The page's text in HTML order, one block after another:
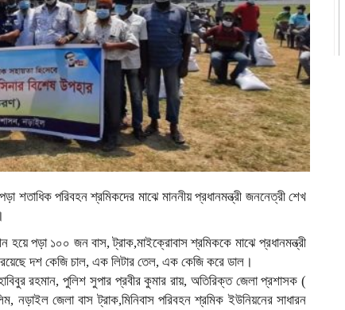
শতাধিক পরিবহন শ্রমিকদের মাঝে মাননীয় প্রধানমন্ত্রী জননেত্রী শেখ
হয়ে পড়া ১০০ জন বাস, ট্রাক,মাইক্রোবাস শ্রমিককে মাঝে প্রধানমন্ত্রী
দশ কেজি চাল, এক লিটার তেল, এক কেজি করে ডাল।
রহমান, পুলিশ সুপার প্রবীর কুমার রায়, অতিরিক্ত জেলা প্রশাসক (
নড়াইল জেলা বাস ট্রাক,মিনিবাস পরিবহন শ্রমিক ইউনিয়নের সাধারন